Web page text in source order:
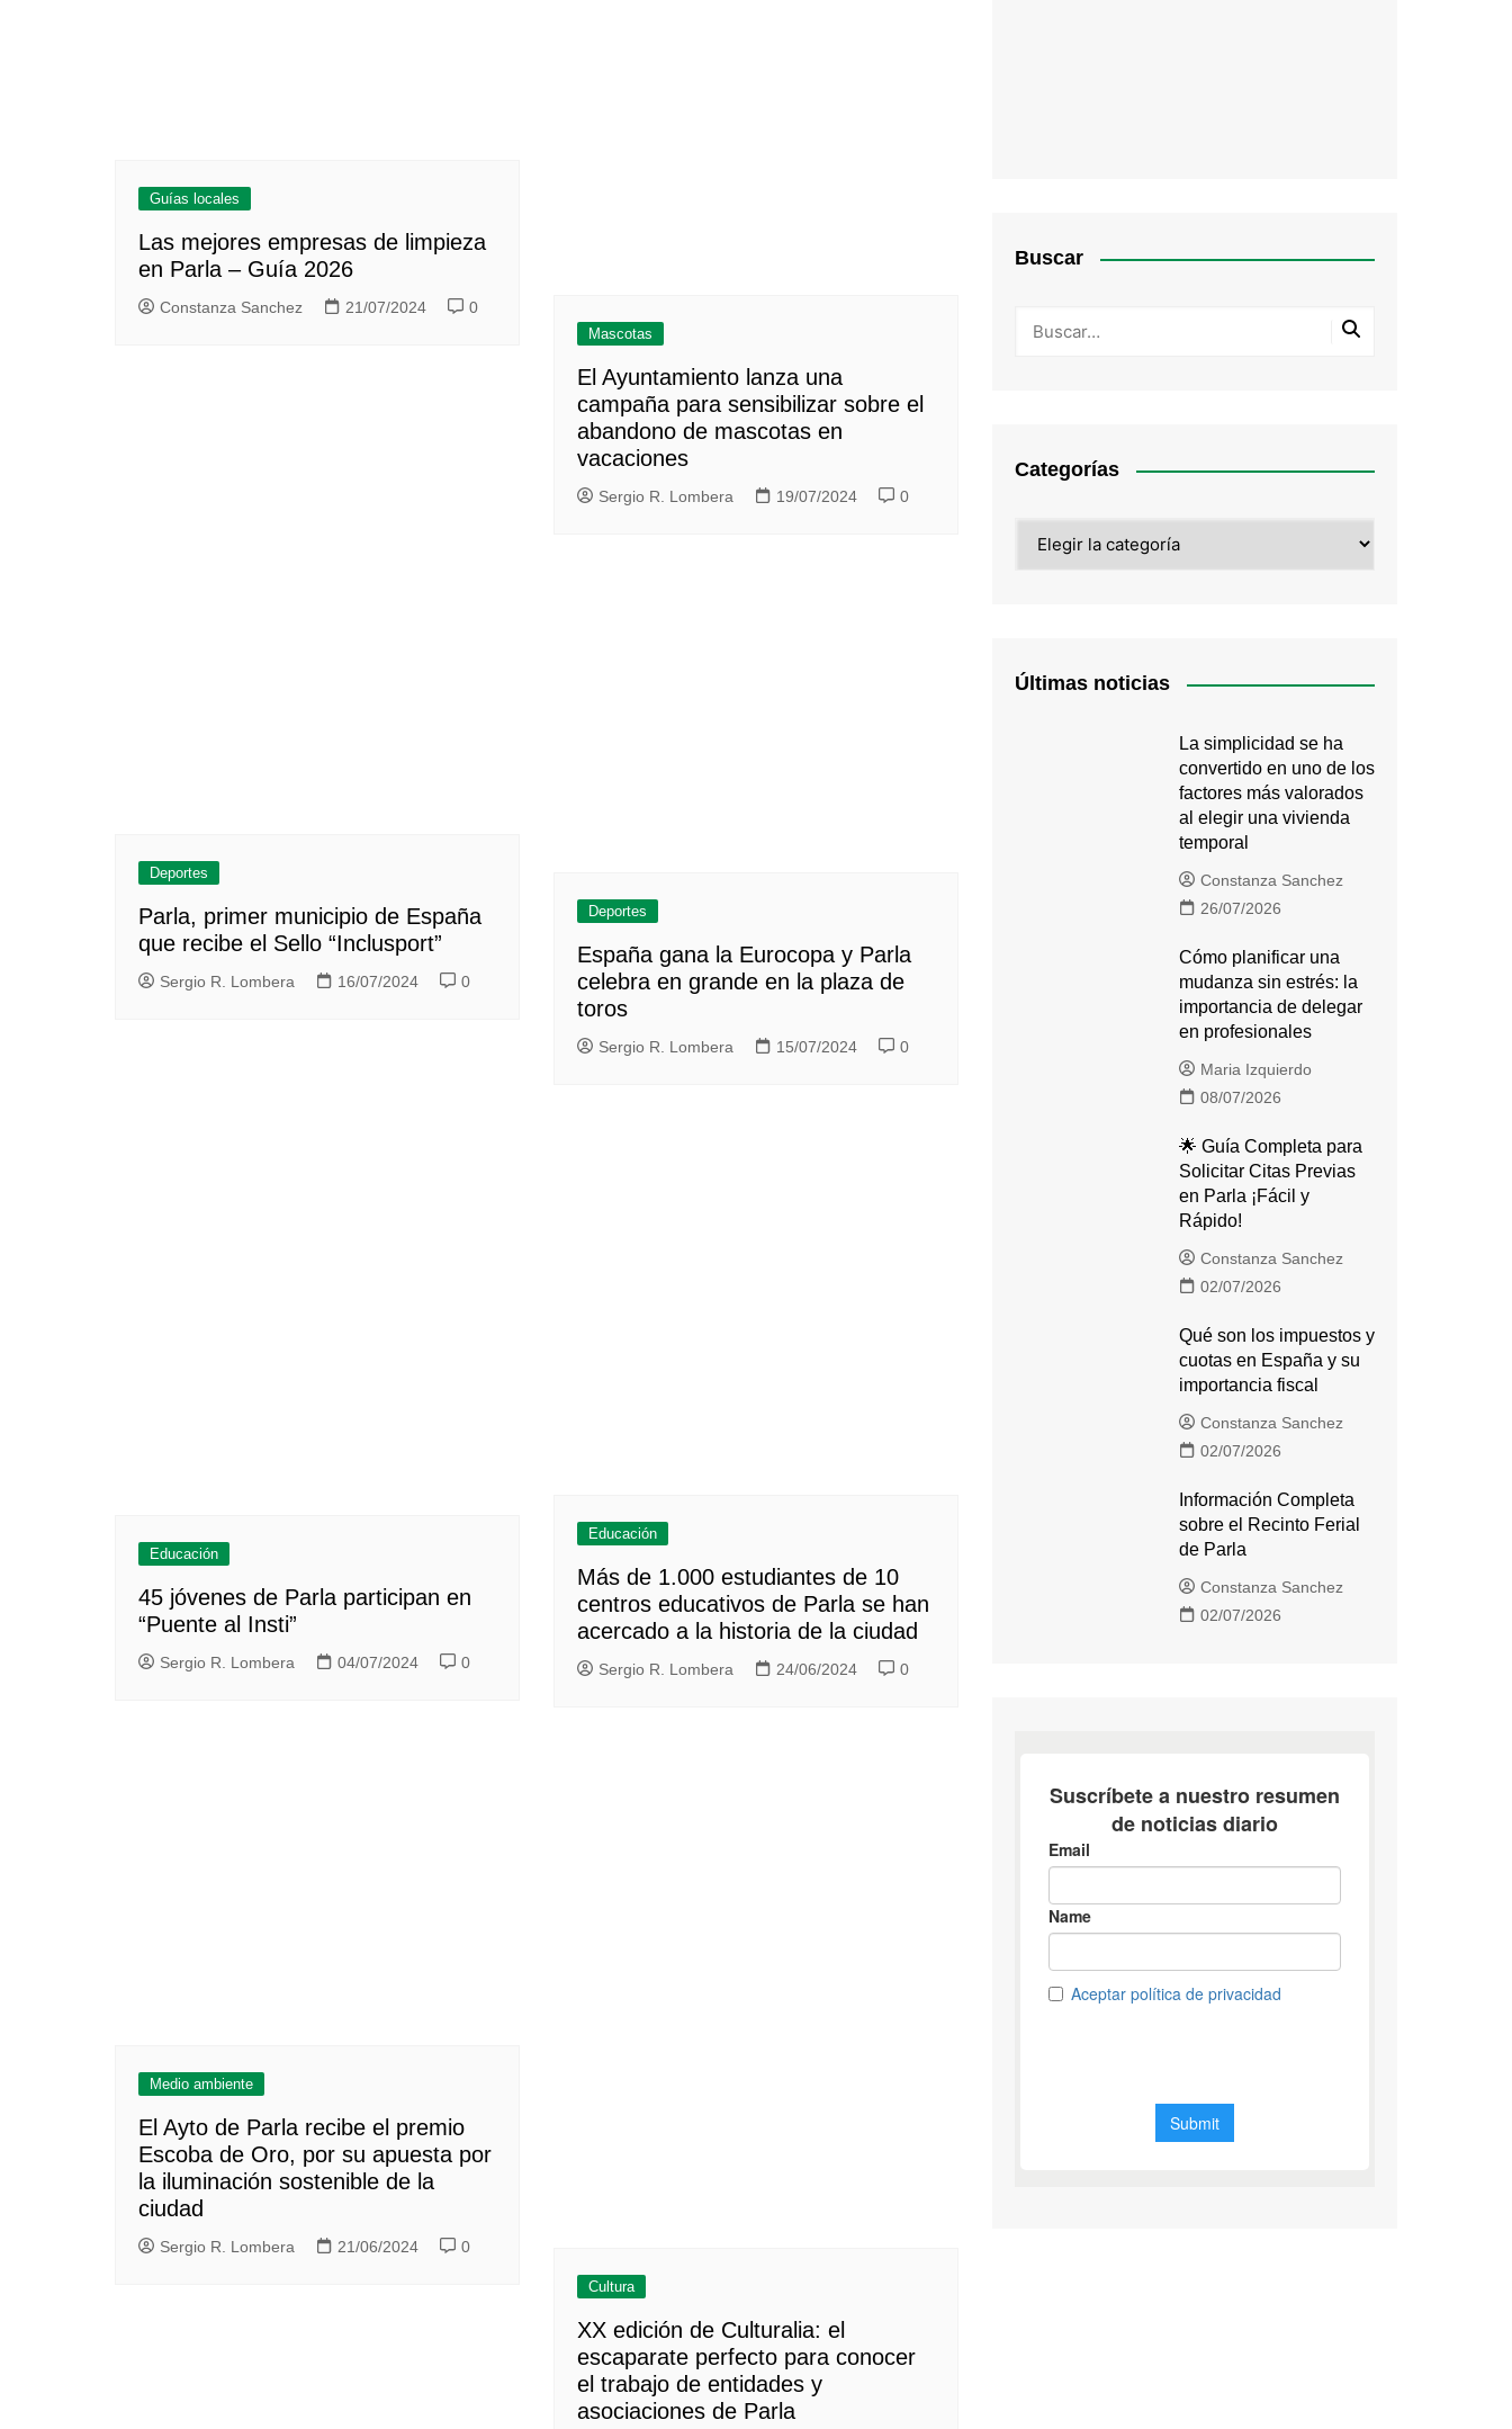
Guías locales
Las mejores empresas de limpieza
en Parla – Guía 2026
Constanza Sanchez 21/07/2024 0
Mascotas
El Ayuntamiento lanza una
campaña para sensibilizar sobre el
abandono de mascotas en
vacaciones
Sergio R. Lombera 19/07/2024 0
Deportes
Parla, primer municipio de España
que recibe el Sello “Inclusport”
Sergio R. Lombera 16/07/2024 0
Deportes
España gana la Eurocopa y Parla
celebra en grande en la plaza de
toros
Sergio R. Lombera 15/07/2024 0
Educación
45 jóvenes de Parla participan en
“Puente al Insti”
Sergio R. Lombera 04/07/2024 0
Educación
Más de 1.000 estudiantes de 10
centros educativos de Parla se han
acercado a la historia de la ciudad
Sergio R. Lombera 24/06/2024 0
Medio ambiente
El Ayto de Parla recibe el premio
Escoba de Oro, por su apuesta por
la iluminación sostenible de la
ciudad
Sergio R. Lombera 21/06/2024 0
Cultura
XX edición de Culturalia: el
escaparate perfecto para conocer
el trabajo de entidades y
asociaciones de Parla
Buscar
Categorías
Últimas noticias
La simplicidad se ha
convertido en uno de los
factores más valorados
al elegir una vivienda
temporal
Constanza Sanchez
26/07/2026
Cómo planificar una
mudanza sin estrés: la
importancia de delegar
en profesionales
Maria Izquierdo
08/07/2026
🌟 Guía Completa para
Solicitar Citas Previas
en Parla ¡Fácil y
Rápido!
Constanza Sanchez
02/07/2026
Qué son los impuestos y
cuotas en España y su
importancia fiscal
Constanza Sanchez
02/07/2026
Información Completa
sobre el Recinto Ferial
de Parla
Constanza Sanchez
02/07/2026